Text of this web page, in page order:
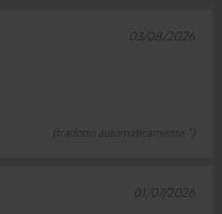
(tradotto automaticamente *)
03/08/2026
01/07/2026